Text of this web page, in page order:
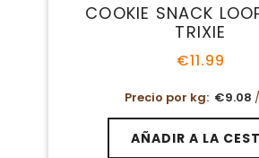
COOKIE SNACK
TRIXIE
€11.99
Precio por kg: €9.08
AÑADIR A LA